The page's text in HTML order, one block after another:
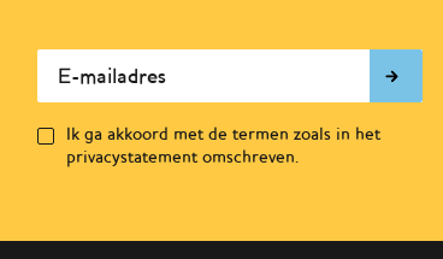
Ik ga akkoord met de termen zoals in het
privacystatement omschreven.